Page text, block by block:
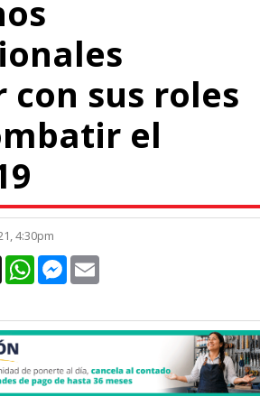
sus roles
el
4:30pm
X WhatsAppMessenger